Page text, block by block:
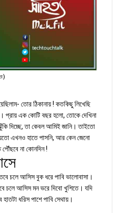
তোর ঠিকানায় ! কতকিছু লিখেছি
প্রায় এক কোটি বছর হলো, তোকে দেখিনা
দিচ্ছে, তা কেবল আমিই জানি। তাইতো
এখনও হাতে পাসনি, আর কেন জেনো
পৌঁছবে না কোনদিন !
চলে আসিস বুক ধরে পাবি ভালোবাসা।
চলে আসিস মন ভরে দিবো খুশিতে। যদি
ধরিস পাশে পাবি সেথায়।